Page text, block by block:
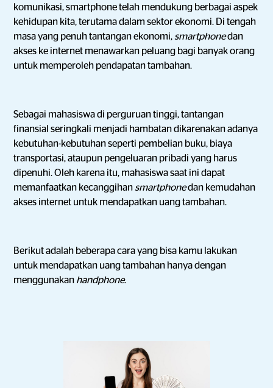
komunikasi, smartphone telah mendukung berbagai aspek
kehidupan kita, terutama dalam sektor ekonomi. Di tengah
masa yang penuh tantangan ekonomi, smartphonedan
akses ke internet menawarkan peluang bagi banyak orang
untuk memperoleh pendapatan tambahan.
Sebagai mahasiswa di perguruan tinggi, tantangan
finansial seringkali menjadi hambatan dikarenakan adanya
kebutuhan-kebutuhan seperti pembelian buku, biaya
transportasi, ataupun pengeluaran pribadi yang harus
dipenuhi. Oleh karena itu, mahasiswa saat ini dapat
memanfaatkan kecanggihan smartphonedan kemudahan
akses internet untuk mendapatkan uang tambahan.
Berikut adalah beberapa cara yang bisa kamu lakukan
untuk mendapatkan uang tambahan hanya dengan
menggunakan handphone.